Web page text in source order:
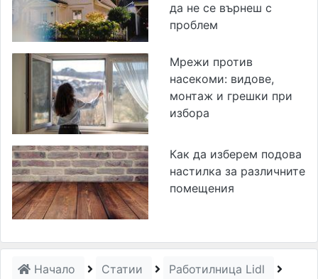
да не се върнеш с
проблем
Мрежи против
насекоми: видове,
монтаж и грешки при
избора
Как да изберем подова
настилка за различните
помещения
Начало Статии
Работилница Lidl